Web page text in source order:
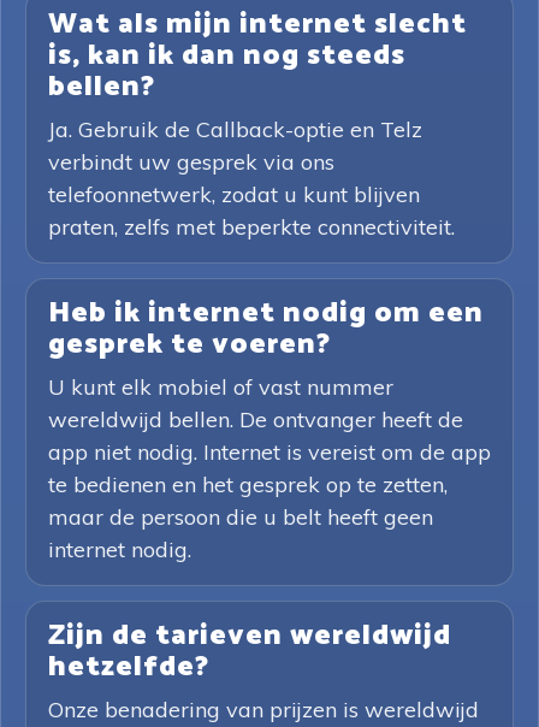
Wat als mijn internet slecht
is, kan ik dan nog steeds
bellen?
Ja. Gebruik de Callback-optie en Telz
verbindt uw gesprek via ons
telefoonnetwerk, zodat u kunt blijven
praten, zelfs met beperkte connectiviteit.
Heb ik internet nodig om een
gesprek te voeren?
U kunt elk mobiel of vast nummer
wereldwijd bellen. De ontvanger heeft de
app niet nodig. Internet is vereist om de app
te bedienen en het gesprek op te zetten,
maar de persoon die u belt heeft geen
internet nodig.
Zijn de tarieven wereldwijd
hetzelfde?
Onze benadering van prijzen is wereldwijd